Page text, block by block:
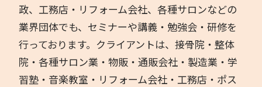
政、工務店・リフォーム会社、各種サロンなどの
業界団体でも、セミナーや講義・勉強会・研修を
行っております。クライアントは、接骨院・整体
院・各種サロン業・物販・通販会社・製造業・学
習塾・音楽教室・リフォーム会社・工務店・ポス